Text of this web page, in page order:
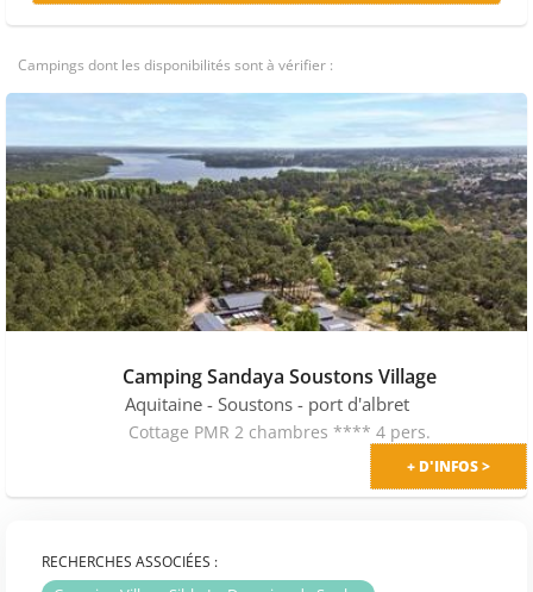
Campings dont les disponibilités sont à vérifier :
Camping Sandaya Soustons Village
Aquitaine - Soustons - port d'albret
Cottage PMR 2 chambres **** 4 pers.
+ D'INFOS >
RECHERCHES ASSOCIÉES :